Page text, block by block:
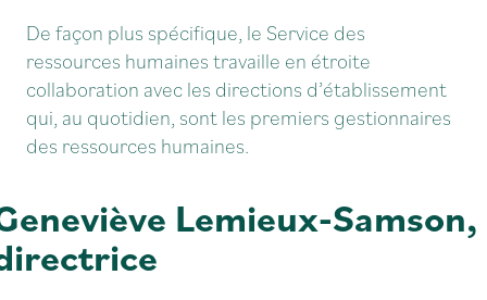
De façon plus spécifique, le Service des
ressources humaines travaille en étroite
collaboration avec les directions d’établissement
qui, au quotidien, sont les premiers gestionnaires
des ressources humaines.
Lemieux-Samson,